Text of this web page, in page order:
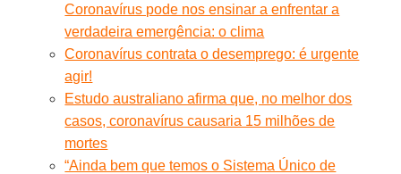
Coronavírus pode nos ensinar a enfrentar a
verdadeira emergência: o clima
Coronavírus contrata o desemprego: é urgente
agir!
Estudo australiano afirma que, no melhor dos
casos, coronavírus causaria 15 milhões de
mortes
“Ainda bem que temos o Sistema Único de